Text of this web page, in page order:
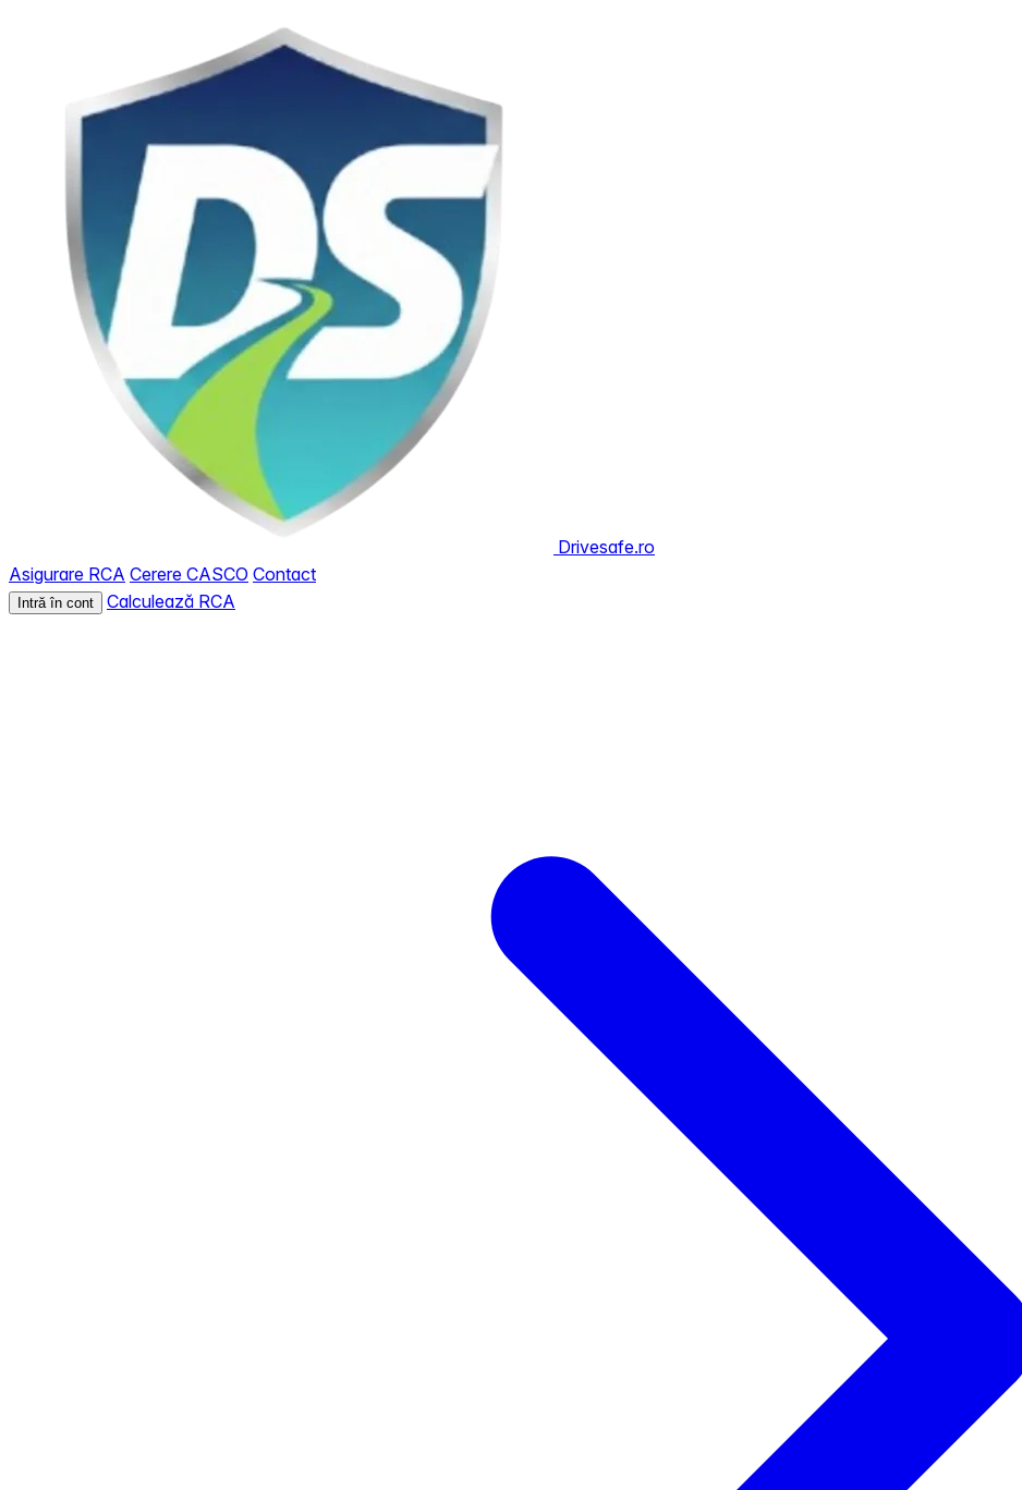
Drivesafe.ro
Asigurare RCA Cerere CASCO Contact
Intră în cont Calculează RCA